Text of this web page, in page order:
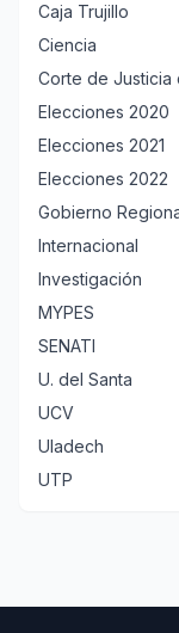
Caja Trujillo
Ciencia
Corte de Justicia
Elecciones 2020
Elecciones 2021
Elecciones 2022
Gobierno
Internacional
Investigación
MYPES
SENATI
U. del Santa
UCV
Uladech
UTP